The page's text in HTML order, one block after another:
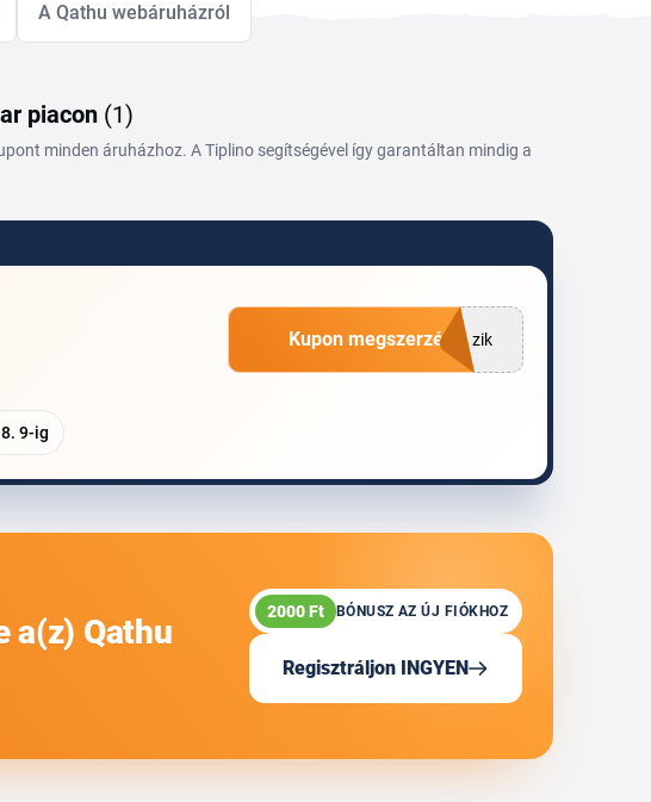
A Qathu webáruházról
piacon (1)
minden áruházhoz. A Tiplino segítségével így garantáltan mindig a
9-ig
zik
Kupon megszerzése
a(z) Qathu
2000 Ft BÓNUSZ AZ ÚJ FIÓKHOZ
Regisztráljon INGYEN